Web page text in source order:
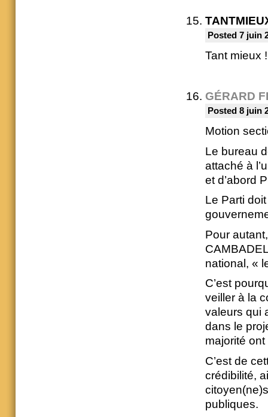
Posted 7 juin
Tant mieux
GÉRARD
Posted 8 juin
Motion
Le bureau
attaché à
et d’abord
Le Parti
Pour
national, «
C’est
veiller à la
valeurs qui
dans le
majorité
C’est de
crédibilité,
publiques.